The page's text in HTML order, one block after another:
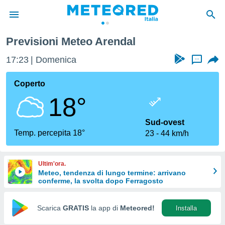
di
per
le
di
Web
Previsioni Meteo Arendal
17:23 Domenica ...
Coperto
18°
Temp. percepita 18°
Sud-ovest
23
44 km/h
Ultim'ora.
Meteo, tendenza di lungo termine: arrivano
conferme, la svolta dopo Ferragosto
Scarica GRATIS la app di Meteored! Installa